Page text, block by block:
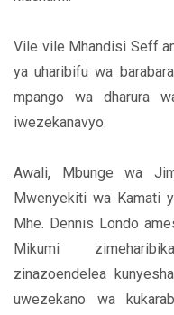
Vile vile Mhandisi Seff
ya uharibifu wa
mpango wa dharura
iwezekanavyo.
Awali, Mbunge wa
Mwenyekiti wa Kamati
Mhe. Dennis Londo
Mikumi
zinazoendelea
uwezekano wa